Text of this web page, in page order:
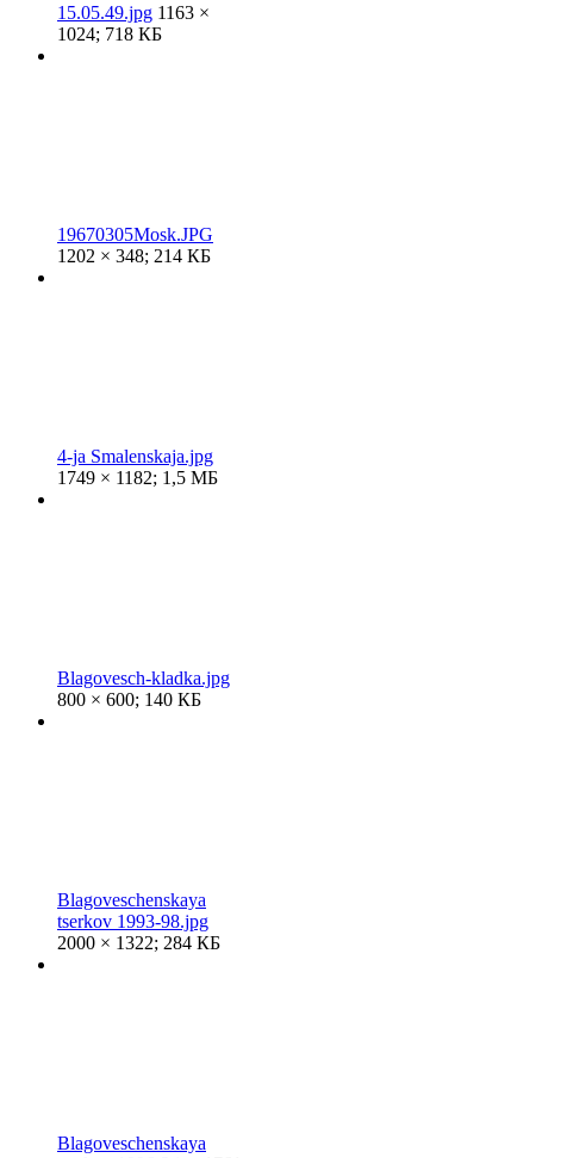
15.05.49.jpg 1163 ×
1024; 718 КБ
19670305Mosk.JPG
1202 × 348; 214 КБ
4-ja Smalenskaja.jpg
1749 × 1182; 1,5 МБ
Blagovesch-kladka.jpg
800 × 600; 140 КБ
Blagoveschenskaya
tserkov 1993-98.jpg
2000 × 1322; 284 КБ
Blagoveschenskaya